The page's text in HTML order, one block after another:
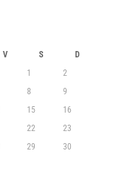
V S
D
1
2
8
9
15
16
22
23
29
30